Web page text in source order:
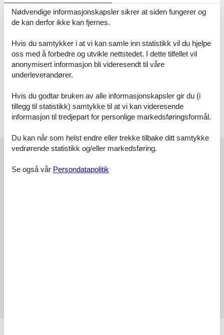
Romoppsett
Feriebolig
Soverom, 2 personer
Soverom, 2 personer
Enkelseng
Baderom
Terrasse, 25 m²
Åpen terrasse
Eksterne anmeldelser
Våre gjesteanmeldelser
Nødvendige informasjonskapsler sikrer at siden fungerer og
de kan derfor ikke kan fjernes.
Hvis du samtykker i at vi kan samle inn statistikk vil du hjelpe
oss med å forbedre og utvikle nettstedet. I dette tilfellet vil
anonymisert informasjon bli videresendt til våre
underleverandører.
Hvis du godtar bruken av alle informasjonskapsler gir du (i
tillegg til statistikk) samtykke til at vi kan videresende
informasjon til tredjepart for personlige markedsføringsformål.
Du kan når som helst endre eller trekke tilbake ditt samtykke
vedrørende statistikk og/eller markedsføring.
Se også vår Persondatapolitik